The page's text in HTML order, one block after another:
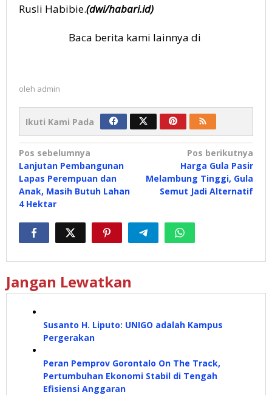
Rusli Habibie.(dwi/habari.id)
Baca berita kami lainnya di
oleh admin
Ikuti Kami Pada
Navigasi
pos
Pos sebelumnya
Lanjutan Pembangunan
Lapas Perempuan dan
Anak, Masih Butuh Lahan
4 Hektar
Pos berikutnya
Harga Gula Pasir
Melambung Tinggi, Gula
Semut Jadi Alternatif
Jangan Lewatkan
Susanto H. Liputo: UNIGO adalah Kampus
Pergerakan
Peran Pemprov Gorontalo On The Track,
Pertumbuhan Ekonomi Stabil di Tengah
Efisiensi Anggaran